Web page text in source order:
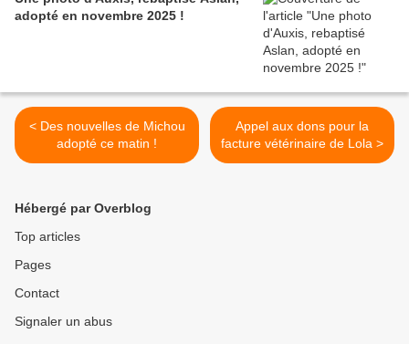
adopté en novembre 2025 !
< Des nouvelles de Michou
adopté ce matin !
Appel aux dons pour la
facture vétérinaire de Lola >
Hébergé par Overblog
Top articles
Pages
Contact
Signaler un abus